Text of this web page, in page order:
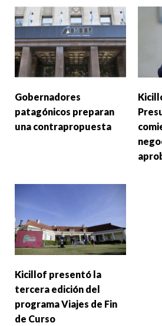
Gobernadores
patagónicos preparan
una contrapropuesta
Kicillof presentó la
tercera edición del
programa Viajes de Fin
de Curso